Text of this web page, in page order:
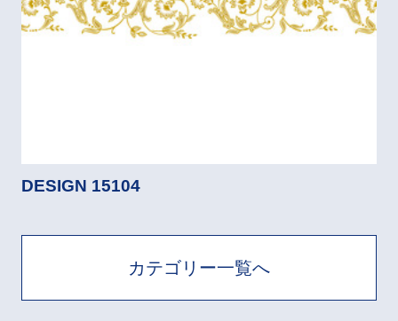
DESIGN 15104
カテゴリー一覧へ